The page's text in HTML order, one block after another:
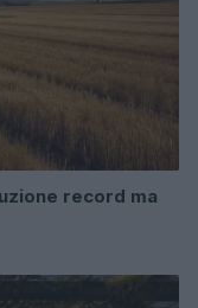
record ma